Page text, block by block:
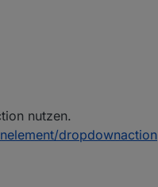
nutzen.
dropdownaction